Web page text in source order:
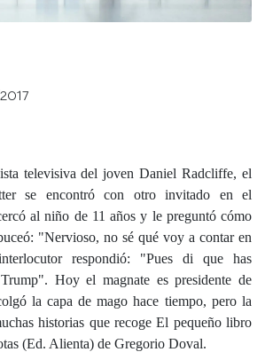
televisiva del joven Daniel Radcliffe, el
se encontró con otro invitado en el
al niño de 11 años y le preguntó cómo
"Nervioso, no sé qué voy a contar en
respondió: "Pues di que has
Hoy el magnate es presidente de
la capa de mago hace tiempo, pero la
historias que recoge El pequeño libro
(Ed. Alienta) de Gregorio Doval.